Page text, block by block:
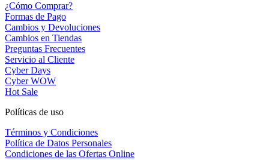
¿Cómo Comprar?
Formas de Pago
Cambios y Devoluciones
Cambios en Tiendas
Preguntas Frecuentes
Servicio al Cliente
Cyber Days
Cyber WOW
Hot Sale
Políticas de uso
Términos y Condiciones
Política de Datos Personales
Condiciones de las Ofertas Online